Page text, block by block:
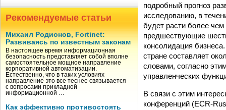
Рекомендуемые статьи
Михаил Родионов, Fortinet:
Развиваясь по известным законам
В настоящее время информационная
безопасность представляет собой вполне
самостоятельное мощное направление
корпоративной автоматизации.
Естественно, что в таких условиях
направление это все теснее связывается
с вопросами прикладной
информационной …
Как эффективно противостоять
подробный прогноз
исследованию, в
будет расти более
предшествующие
консолидация
стране составляет
словами, согласно
управленческих
В связи с этим
конференций (ECR-